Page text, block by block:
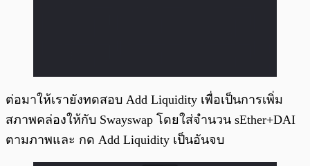
ต่อมาให้เรายังทดสอบ Add Liquidity เพื่อเป็นการเพิ่ม
สภาพคล่องให้กับ Swayswap โดยใส่จำนวน sEther+DAI
ตามภาพและ กด Add Liquidity เป็นอันจบ